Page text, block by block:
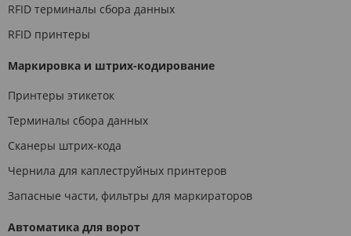
RFID терминалы сбора данных
RFID принтеры
Маркировка и штрих-кодирование
Принтеры этикеток
Терминалы сбора данных
Сканеры штрих-кода
Чернила для каплеструйных принтеров
Запасные части, фильтры для маркираторов
Автоматика для ворот